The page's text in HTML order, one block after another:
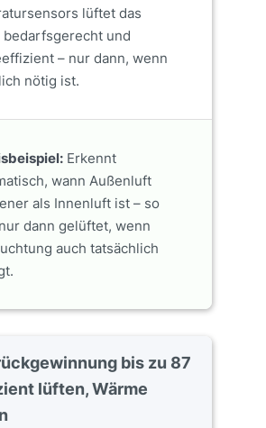
lüftet das
bedarfsgerecht und
– nur dann, wenn
nötig ist.
Erkennt
wann Außenluft
als Innenluft ist – so
dann gelüftet, wenn
auch tatsächlich
bis zu 87
lüften, Wärme